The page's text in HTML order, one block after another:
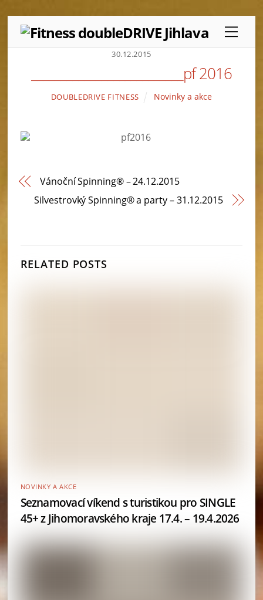
content
Menu
30.12.2015
__________________________pf 2016
DOUBLEDRIVE FITNESS Novinky a akce
Vánoční Spinning® – 24.12.2015
Silvestrovký Spinning® a party – 31.12.2015
RELATED POSTS
NOVINKY A AKCE
Seznamovací víkend s turistikou pro SINGLE
45+ z Jihomoravského kraje 17.4. – 19.4.2026